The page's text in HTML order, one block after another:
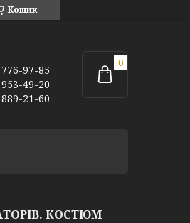
Кошик
97-85
49-20
21-60
КОСТЮМ